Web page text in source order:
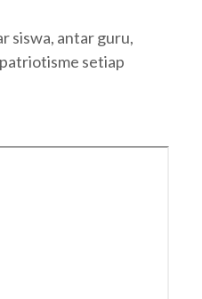
siswa, antar guru,
setiap